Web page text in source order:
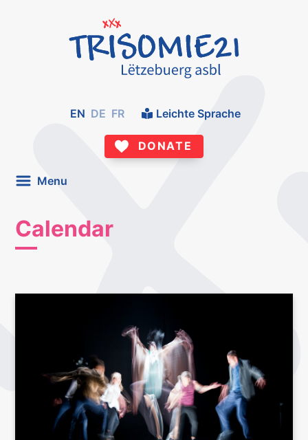
EN DE FR Leichte Sprache
DONATE
Menu
Calendar